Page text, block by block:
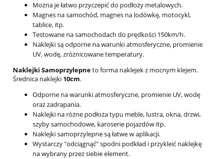
Można je łatwo przyczepić do podłoży metalowych.
Magnes na samochód, magnes na lodówkę, motocykl,
tablice, itp.
Testowane na samochodach do prędkości 150km/h.
Naklejki są odporne na warunki atmosferyczne, promienie
UV, wodę, zróżnicowane temperatury.
Naklejki Samoprzylepneto forma naklejek z mocnym klejem.
Średnica naklejki 10cm.
Odporne na warunki atmosferyczne, promienie UV, wodę
oraz zadrapania.
Naklejki na różne podłoża typu meble, lustra, okna, drzwi,
szyby samochodowe, karoserie pojazdów itp.
Naklejki samoprzylepne są łatwe w aplikacji.
Wystarczy "odciągnąć" spodni podkład i przykleić naklejkę
na wybrany przez siebie element.